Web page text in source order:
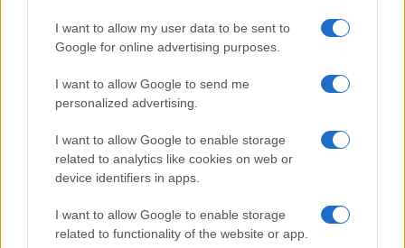
I want to allow my user data to be sent to
Google for online advertising purposes.
I want to allow Google to send me
personalized advertising.
I want to allow Google to enable storage
related to analytics like cookies on web or
device identifiers in apps.
I want to allow Google to enable storage
related to functionality of the website or app.